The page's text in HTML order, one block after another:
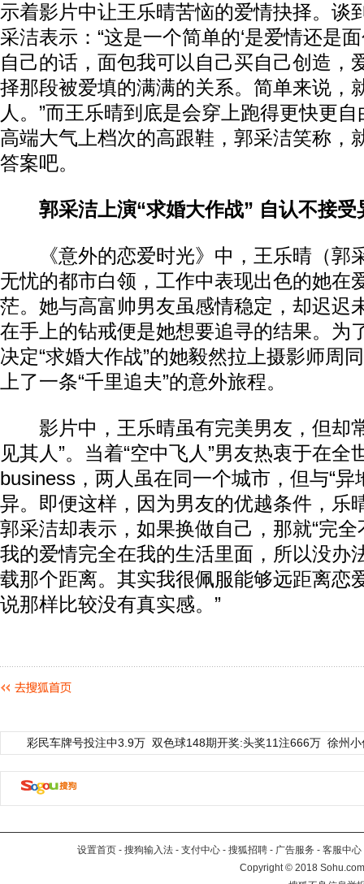
示着影片中让王乐晴苦恼的爱情抉择。谈
采洁表示：“这是一个简单的‘是爱情还是
自己的话，面包我可以自己买自己创造，
择那段被爱填的满满的关系。简单来说，
人。”而王乐晴到底是会穿上跑得更快更
高端大气上档次的高跟鞋，郭采洁笑称，
答案吧。
郭采洁上演“求婚大作战” 自认不接受
《意外的恋爱时光》中，王乐晴（郭
无忧的都市白领，工作中表现出色的她在
茫。她与高富帅男友虽感情稳定，却迟迟
在手上的钻戒便是她想要追寻的结果。为
决定“求婚大作战”的她毅然拉上摄影师周
上了一条“千里追夫”的意外旅程。
影片中，王乐晴虽有完美男友，但却
见其人”。当着“空中飞人”男友热衷于在全
business，两人虽在同一个城市，但与“异
异。即便这样，因为男友的优越条件，乐
郭采洁却表示，如果换做自己，那就“完全
我的爱情完全在我的生活里面，所以没办
载那个距离。其实我很佩服能够远距离恋
说那样比较没有真实感。”
彩民车牌号投注中3.9万 双色球148期开奖:头奖11注666万 徐州
设置首页 - 搜狗输入法 - 支付中心 - 搜狐招聘 - 广告服务 - 客服中心
Copyright©2018